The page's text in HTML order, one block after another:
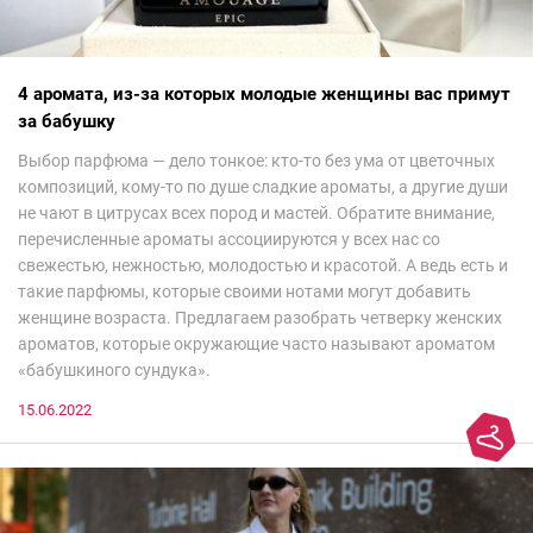
4 аромата, из-за которых молодые женщины вас примут
за бабушку
Выбор парфюма — дело тонкое: кто-то без ума от цветочных
композиций, кому-то по душе сладкие ароматы, а другие души
не чают в цитрусах всех пород и мастей. Обратите внимание,
перечисленные ароматы ассоциируются у всех нас со
свежестью, нежностью, молодостью и красотой. А ведь есть и
такие парфюмы, которые своими нотами могут добавить
женщине возраста. Предлагаем разобрать четверку женских
ароматов, которые окружающие часто называют ароматом
«бабушкиного сундука».
15.06.2022